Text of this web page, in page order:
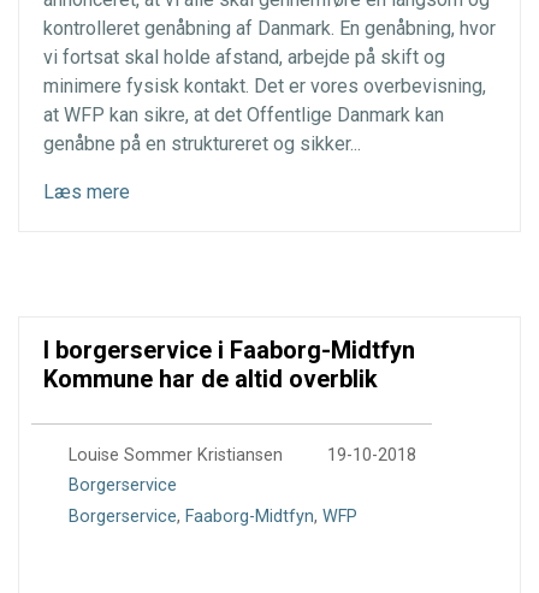
kontrolleret genåbning af Danmark. En genåbning, hvor
vi fortsat skal holde afstand, arbejde på skift og
minimere fysisk kontakt. Det er vores overbevisning,
at WFP kan sikre, at det Offentlige Danmark kan
genåbne på en struktureret og sikker...
Læs mere
I borgerservice i Faaborg-Midtfyn
Kommune har de altid overblik
Louise Sommer Kristiansen
19-10-2018
Borgerservice
Borgerservice, Faaborg-Midtfyn, WFP